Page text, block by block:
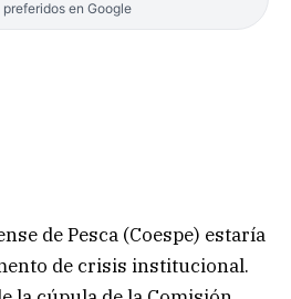
preferidos en Google
de Pesca (Coespe) estaría
de crisis institucional.